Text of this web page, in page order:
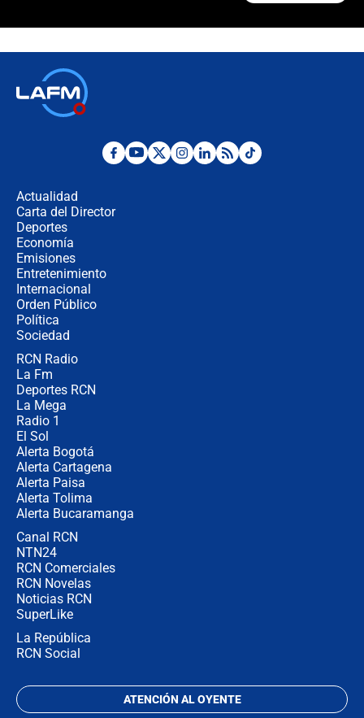
¿Por qué De la Espriella gobernará
Actualidad
Carta del Director
Deportes
Economía
Emisiones
Entretenimiento
Internacional
Orden Público
Política
Sociedad
RCN Radio
La Fm
Deportes RCN
La Mega
Radio 1
El Sol
Alerta Bogotá
Alerta Cartagena
Alerta Paisa
Alerta Tolima
Alerta Bucaramanga
Canal RCN
NTN24
RCN Comerciales
RCN Novelas
Noticias RCN
SuperLike
La República
RCN Social
ATENCIÓN AL OYENTE